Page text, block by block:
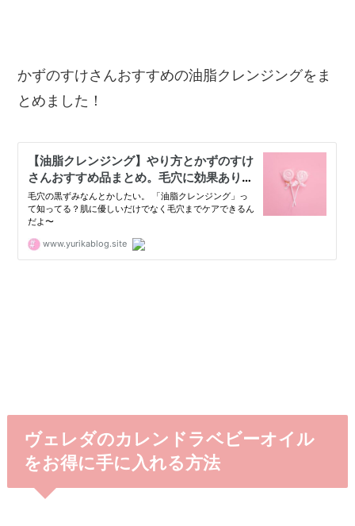
かずのすけさんおすすめの油脂クレンジングをま
とめました！
ヴェレダのカレンドラベビーオイル
をお得に手に入れる方法